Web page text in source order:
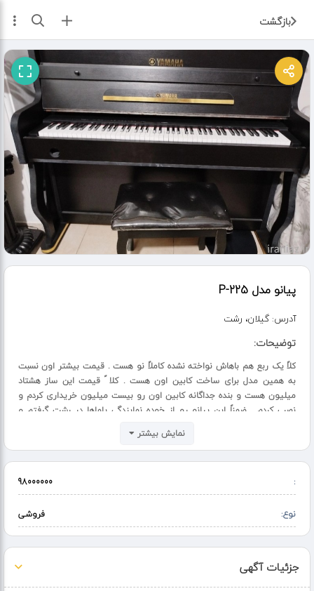
بازگشت ثبت آگهی
پیانو مدل P-225
آدرس: گیلان، رشت
توضیحات:
کلاً یک ربع هم باهاش نواخته نشده کاملاً نو هست . قیمت بیشتر اون نسبت
به همین مدل برای ساخت کابین اون هست . کلا ً قیمت این ساز هشتاد
میلیون هست و بنده جداگانه کابین اون رو بیست میلیون خریداری کردم و
نصب کردم . ضمناً این پیانو رو از خوده نمایندگی یاماها در رشت گرفتم و
های آلات موسیقی شیطنت میکنند و آداپتور اصلی رو بر میدارن و جاش
آداپتور فیک رو توی جعبه میذارن . چون قیمت آداپتور اصلی 9 میلیون
هست . ساز پدر و مادر داریه
نمایش بیشتر
:
98000000
نوع: فروشی
جزئیات آگهی